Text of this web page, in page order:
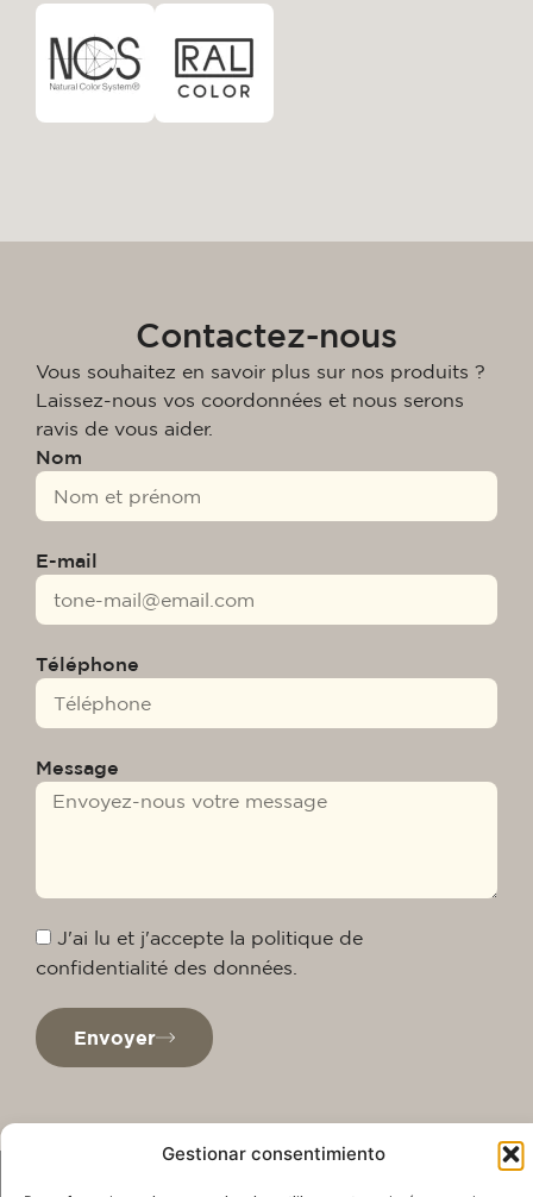
Gestionar consentimiento
Contactez-nous
Vous souhaitez en savoir plus sur nos produits ?
Laissez-nous vos coordonnées et nous serons
ravis de vous aider.
Nom
E-mail
Téléphone
Message
J'ai lu et j'accepte la politique de
confidentialité des données.
Envoyer